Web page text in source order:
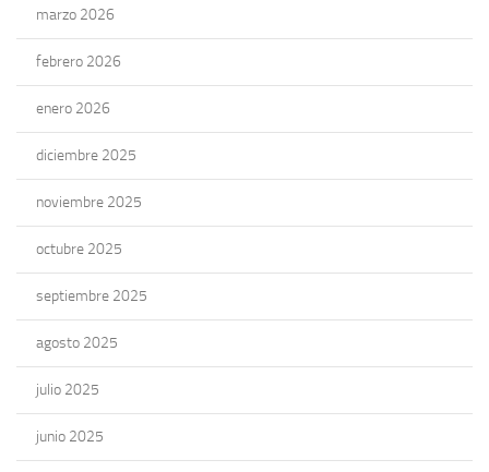
marzo 2026
febrero 2026
enero 2026
diciembre 2025
noviembre 2025
octubre 2025
septiembre 2025
agosto 2025
julio 2025
junio 2025